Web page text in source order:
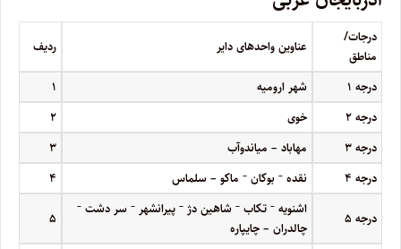
درجات/
مناطق
عناوین واحدهای دایر ردیف
درجه ۱ شهر ارومیه
۱
درجه۲ خوی
۲
درجه۳ مهاباد – میاندوآب
۳
درجه ۴ نقده– بوکان– ماکو – سلماس ۴
درجه ۵
اشنویه– تکاب– شاهین دژ– پیرانشهر– سر دشت–
چالدران – چایپاره
۵